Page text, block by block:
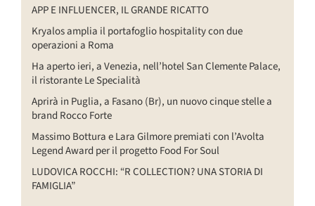
APP E INFLUENCER, IL GRANDE RICATTO
Kryalos amplia il portafoglio hospitality con due
operazioni a Roma
Ha aperto ieri, a Venezia, nell’hotel San Clemente Palace,
il ristorante Le Specialità
Aprirà in Puglia, a Fasano (Br), un nuovo cinque stelle a
brand Rocco Forte
Massimo Bottura e Lara Gilmore premiati con l’Avolta
Legend Award per il progetto Food For Soul
LUDOVICA ROCCHI: “R COLLECTION? UNA STORIA DI
FAMIGLIA”